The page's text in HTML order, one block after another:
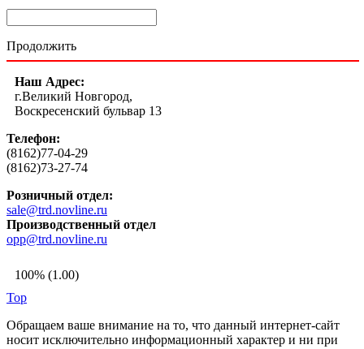
Продолжить
Наш Адрес:
г.Великий Новгород,
Воскресенский бульвар 13
Телефон:
(8162)77-04-29
(8162)73-27-74
Розничный отдел:
sale@trd.novline.ru
Производственный отдел
opp@trd.novline.ru
100% (1.00)
Top
Обращаем ваше внимание на то, что данный интернет-сайт
носит исключительно информационный характер и ни при